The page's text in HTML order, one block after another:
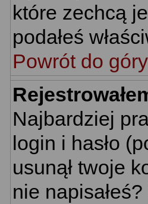
które zechcą
podałeś
Powrót do góry
Najbardziej
login i hasło
usunął twoje
nie